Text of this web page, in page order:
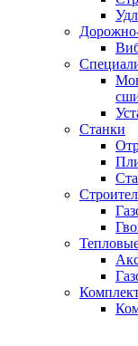
Станки